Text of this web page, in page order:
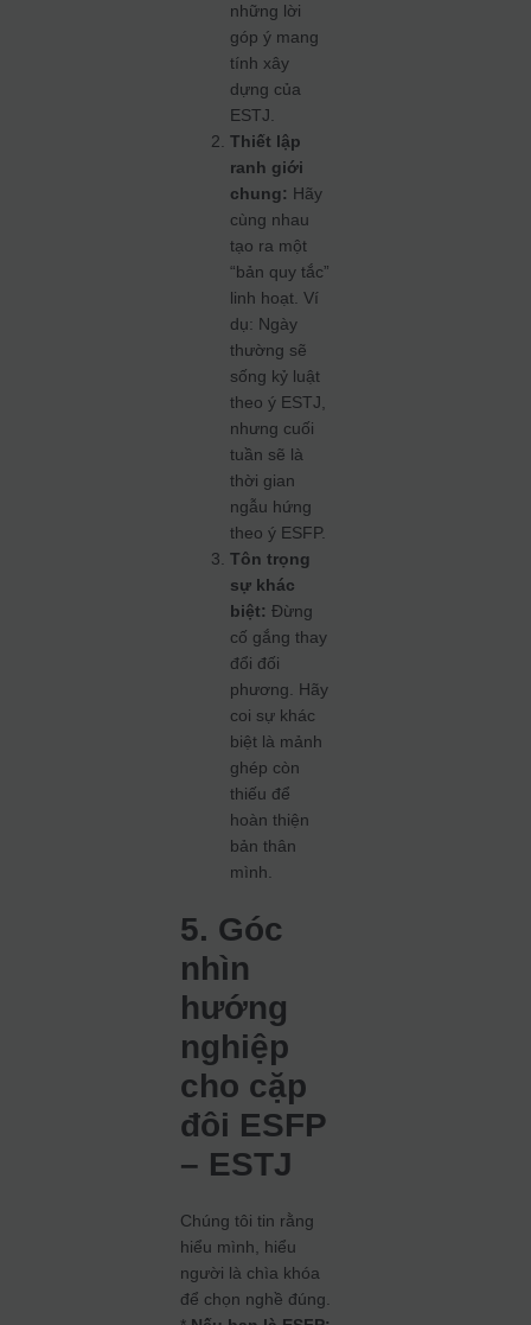
những lời
góp ý mang
tính xây
dựng của
ESTJ.
Thiết lập
ranh giới
chung: Hãy
cùng nhau
tạo ra một
“bản quy tắc”
linh hoạt. Ví
dụ: Ngày
thường sẽ
sống kỷ luật
theo ý ESTJ,
nhưng cuối
tuần sẽ là
thời gian
ngẫu hứng
theo ý ESFP.
Tôn trọng
sự khác
biệt: Đừng
cố gắng thay
đổi đối
phương. Hãy
coi sự khác
biệt là mảnh
ghép còn
thiếu để
hoàn thiện
bản thân
mình.
5. Góc
nhìn
hướng
nghiệp
cho cặp
đôi ESFP
– ESTJ
Chúng tôi tin rằng
hiểu mình, hiểu
người là chìa khóa
để chọn nghề đúng.